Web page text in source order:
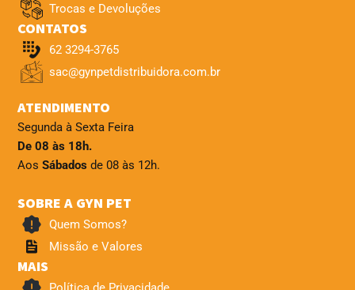
Trocas e Devoluções
CONTATOS
62 3294-3765
sac@gynpetdistribuidora.com.br
ATENDIMENTO
Segunda à Sexta Feira
De 08 às 18h.
Aos Sábados de 08 às 12h.
SOBRE A GYN PET
Quem Somos?
Missão e Valores
MAIS